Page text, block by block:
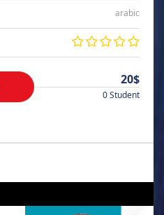
arabic
20$
0 Student